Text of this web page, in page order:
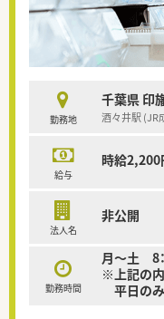
勤務地
千葉県 印
酒々井駅 (JR
給与
時給
法人名
非公開
勤務時間
月～土 8：
※上記の
平日のみ